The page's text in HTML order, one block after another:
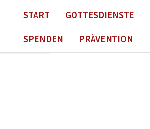
START GOTTESDIENSTE
SPENDEN PRÄVENTION